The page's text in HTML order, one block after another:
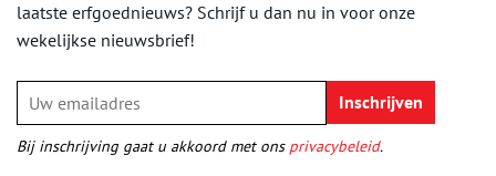
laatste erfgoednieuws? Schrijf u dan nu in voor onze
wekelijkse nieuwsbrief!
Bij inschrijving gaat u akkoord met ons privacybeleid.